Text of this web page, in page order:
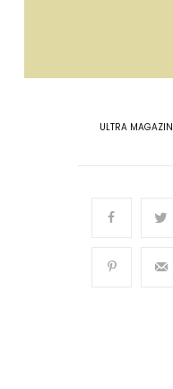
ULTRA MAGAZIN